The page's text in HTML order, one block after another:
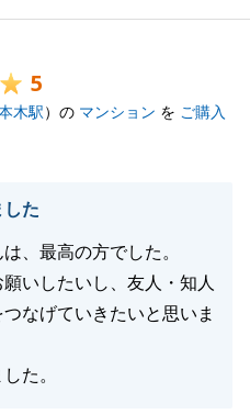
いました。
いました。
る
5
木駅）の マンション を ご購入
た
、最高の方でした。
いしたいし、友人・知人
なげていきたいと思いま
た。